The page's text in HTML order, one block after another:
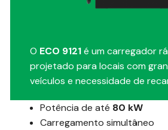
O ECO 9121é um carregador
projetado para locais com
veículos e necessidade de
Potência de até 80 kW
Carregamento simultâneo